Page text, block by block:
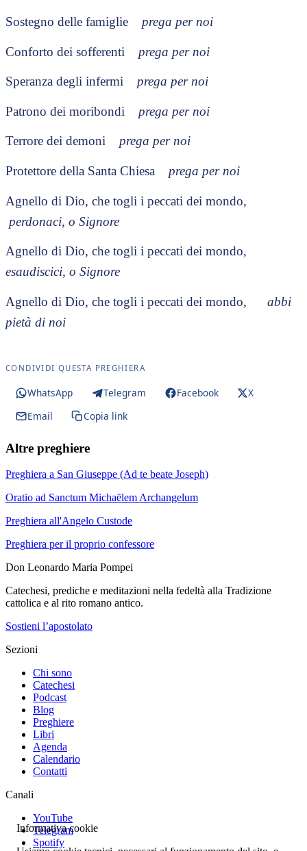
Sostegno delle famiglie prega per noi
Conforto dei sofferenti prega per noi
Speranza degli infermi prega per noi
Patrono dei moribondi prega per noi
Terrore dei demoni prega per noi
Protettore della Santa Chiesa prega per noi
Agnello di Dio, che togli i peccati dei mondo,
perdonaci, o Signore
Agnello di Dio, che togli i peccati dei mondo,
esaudiscici, o Signore
Agnello di Dio, che togli i peccati dei mondo, abbi
pietà di noi
CONDIVIDI QUESTA PREGHIERA
WhatsApp Telegram Facebook
X
Email
Copia link
Altre preghiere
Preghiera a San Giuseppe (Ad te beate Joseph)
Oratio ad Sanctum Michaëlem Archangelum
Preghiera all'Angelo Custode
Preghiera per il proprio confessore
Don Leonardo Maria Pompei
Catechesi, prediche e meditazioni nella fedeltà alla Tradizione
cattolica e al rito romano antico.
Sostieni l’apostolato
Sezioni
Chi sono
Catechesi
Podcast
Blog
Preghiere
Libri
Agenda
Calendario
Contatti
Canali
YouTube
Telegram
Spotify
Informativa cookie